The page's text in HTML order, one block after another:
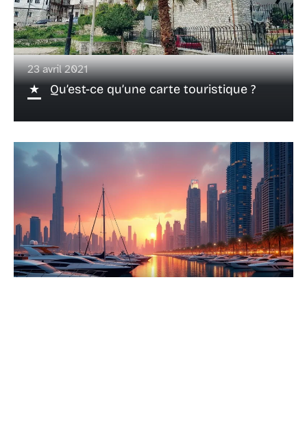
23 avril 2021
Qu’est-ce qu’une carte touristique ?